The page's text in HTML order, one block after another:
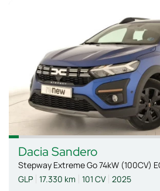
Dacia Sandero
Stepway Extreme Go 74kW (100CV)
GLP 17.330 km 101 CV 2025